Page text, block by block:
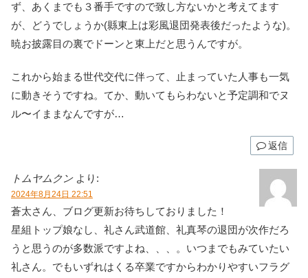
ず、あくまでも３番手ですので致し方ないかと考えてます
が、どうでしょうか(縣東上は彩風退団発表後だったような)。
暁お披露目の裏でドーンと東上だと思うんですが。
これから始まる世代交代に伴って、止まっていた人事も一気
に動きそうですね。てか、動いてもらわないと予定調和でヌ
ル〜イままなんですが…
返信
トムヤムクン より:
2024年8月24日 22:51
蒼太さん、ブログ更新お待ちしておりました！
星組トップ娘なし、礼さん武道館、礼真琴の退団が次作だろ
うと思うのが多数派ですよね、、、。いつまでもみていたい
礼さん。でもいずれはくる卒業ですからわかりやすいフラグ